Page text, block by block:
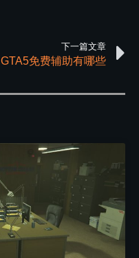
下一篇文章
GTA5免费辅助有哪些